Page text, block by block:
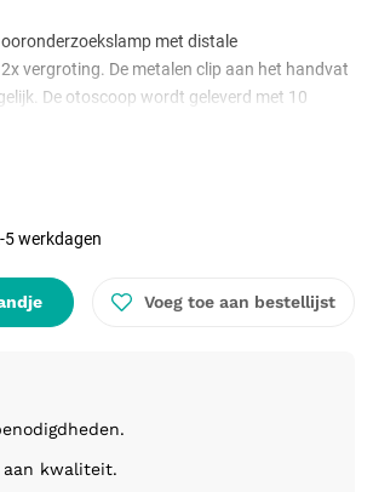
Voeg toe aan bestellijst
aan kwaliteit.
5 werkdagen
met distale
vergroting. De metalen clip aan het handvat
De otoscoop wordt geleverd met 10
een nylon opbergetui en twee AA-